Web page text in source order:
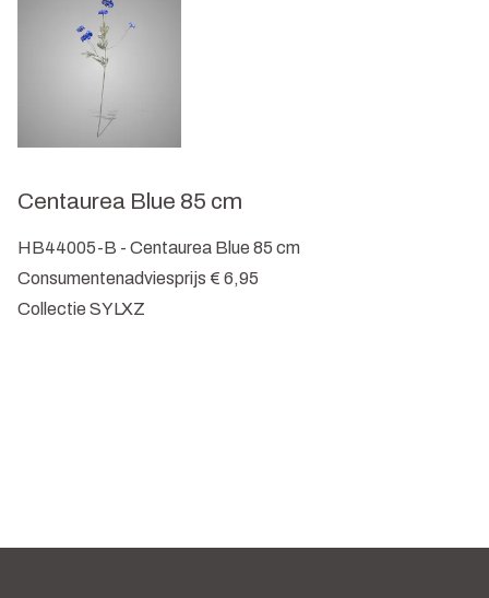
Centaurea Blue 85 cm
HB44005-B - Centaurea Blue 85 cm
Consumentenadviesprijs € 6,95
Collectie SYLXZ